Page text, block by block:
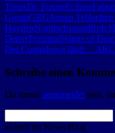
TunesDr. FutureEclipse
GroupGRGJeroen Tel
HaydenNordischsoundRob
DetertTronimalWings of
Der Countdown läuft…
Schreibe einen
Du musst angemeldet sein,
nach:
aktuell im News-Blog